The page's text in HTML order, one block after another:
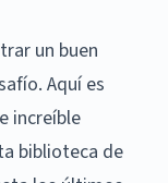
un buen
Aquí es
increíble
biblioteca de